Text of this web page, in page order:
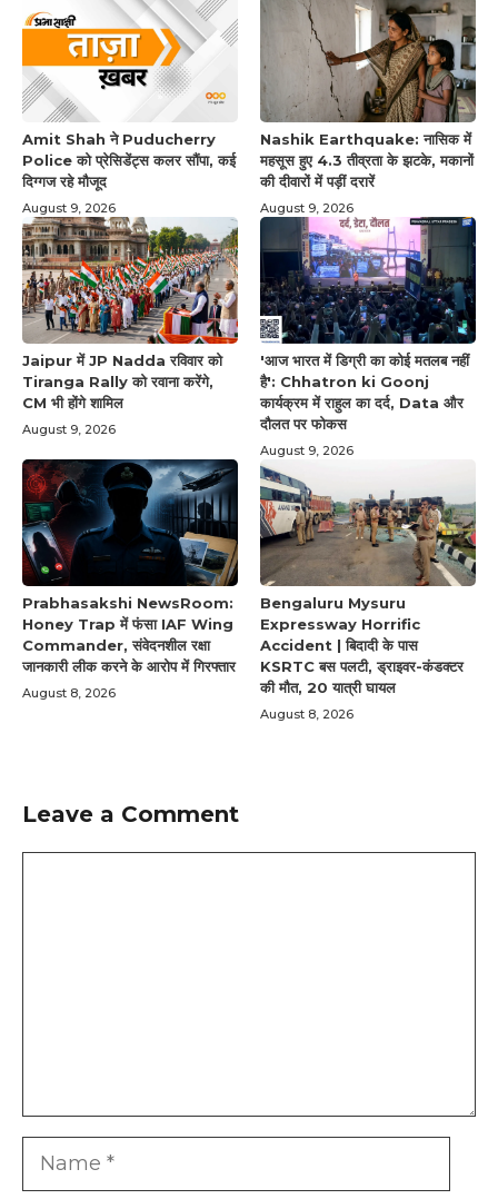
Amit Shah ने Puducherry
Police को प्रेसिडेंट्स कलर सौंपा, कई
दिग्गज रहे मौजूद
August 9, 2026
Nashik Earthquake: नासिक में
महसूस हुए 4.3 तीव्रता के झटके, मकानों
की दीवारों में पड़ीं दरारें
August 9, 2026
Jaipur में JP Nadda रविवार को
Tiranga Rally को रवाना करेंगे,
CM भी होंगे शामिल
August 9, 2026
'आज भारत में डिग्री का कोई मतलब नहीं
है': Chhatron ki Goonj
कार्यक्रम में राहुल का दर्द, Data और
दौलत पर फोकस
August 9, 2026
Prabhasakshi NewsRoom:
Honey Trap में फंसा IAF Wing
Commander, संवेदनशील रक्षा
जानकारी लीक करने के आरोप में गिरफ्तार
August 8, 2026
Bengaluru Mysuru
Expressway Horrific
Accident | बिदादी के पास
KSRTC बस पलटी, ड्राइवर-कंडक्टर
की मौत, 20 यात्री घायल
August 8, 2026
Leave a Comment
Name